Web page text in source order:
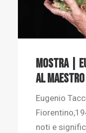
MOSTRA |
al Maestro
Eugenio
noti e